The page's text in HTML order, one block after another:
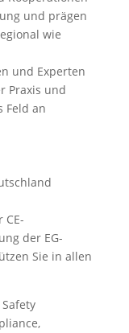
und prägen
wie
und Experten
Praxis und
Feld an
CE-
der EG-
Sie in allen